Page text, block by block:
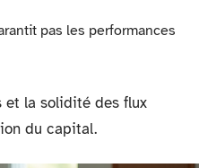
pas les performances
et la solidité des flux
du capital.